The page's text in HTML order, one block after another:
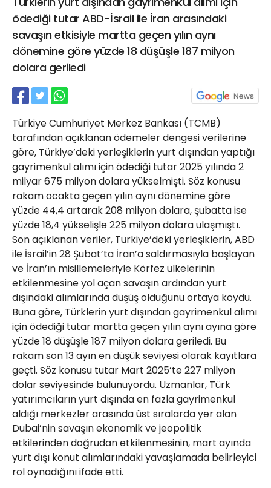
ödediği tutar ABD-İsrail ile İran arasındaki
savaşın etkisiyle martta geçen yılın aynı
dönemine göre yüzde 18 düşüşle 187 milyon
dolara geriledi
Türkiye Cumhuriyet Merkez Bankası (TCMB)
tarafından açıklanan ödemeler dengesi verilerine
göre, Türkiye’deki yerleşiklerin yurt dışından yaptığı
gayrimenkul alımı için ödediği tutar 2025 yılında 2
milyar 675 milyon dolara yükselmişti. Söz konusu
rakam ocakta geçen yılın aynı dönemine göre
yüzde 44,4 artarak 208 milyon dolara, şubatta ise
yüzde 18,4 yükselişle 225 milyon dolara ulaşmıştı.
Son açıklanan veriler, Türkiye’deki yerleşiklerin, ABD
ile İsrail’in 28 Şubat’ta İran’a saldırmasıyla başlayan
ve İran’ın misillemeleriyle Körfez ülkelerinin
etkilenmesine yol açan savaşın ardından yurt
dışındaki alımlarında düşüş olduğunu ortaya koydu.
Buna göre, Türklerin yurt dışından gayrimenkul alımı
için ödediği tutar martta geçen yılın aynı ayına göre
yüzde 18 düşüşle 187 milyon dolara geriledi. Bu
rakam son 13 ayın en düşük seviyesi olarak kayıtlara
geçti. Söz konusu tutar Mart 2025’te 227 milyon
dolar seviyesinde bulunuyordu. Uzmanlar, Türk
yatırımcıların yurt dışında en fazla gayrimenkul
aldığı merkezler arasında üst sıralarda yer alan
Dubai’nin savaşın ekonomik ve jeopolitik
etkilerinden doğrudan etkilenmesinin, mart ayında
yurt dışı konut alımlarındaki yavaşlamada belirleyici
rol oynadığını ifade etti.
21 Gölcük
02624132333
haber@golcukpostasi.com